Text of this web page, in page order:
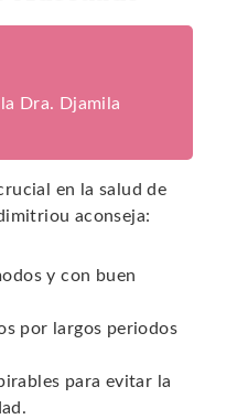
Dra. Djamila
en la salud de
aconseja:
y con buen
por largos periodos
para evitar la